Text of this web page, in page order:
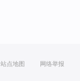
站点地图 网络举报